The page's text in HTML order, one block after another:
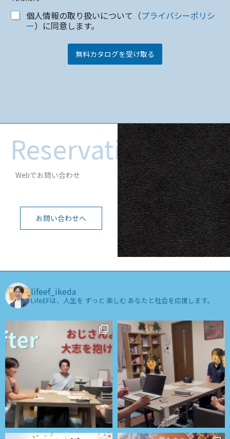
個人情報の取り扱いについて（プライバシーポリシ
ー）に同意します。
無料カタログを受け取る
Reservation
Webでお問い合わせ
お問い合わせへ
lifeef_ikeda
LifeEFは、人生を ずっと 楽しむ あなたと社会を応援します。